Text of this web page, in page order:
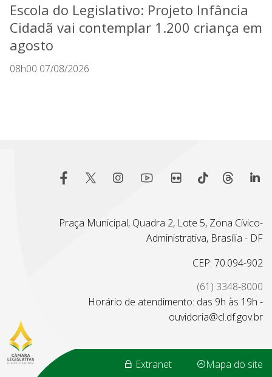
Escola do Legislativo: Projeto Infância
Cidadã vai contemplar 1.200 criança em
agosto
08h00 07/08/2026
Praça Municipal, Quadra 2, Lote 5, Zona Cívico-
Administrativa, Brasília - DF
CEP: 70.094-902
(61) 3348-8000
Horário de atendimento: das 9h às 19h -
ouvidoria@cl.df.gov.br
Extranet Mapa do site